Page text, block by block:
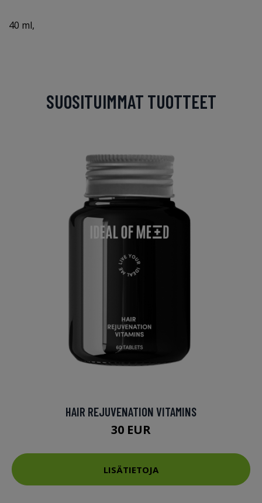
40 ml,
SUOSITUIMMAT TUOTTEET
HAIR REJUVENATION VITAMINS
30 EUR
LISÄTIETOJA